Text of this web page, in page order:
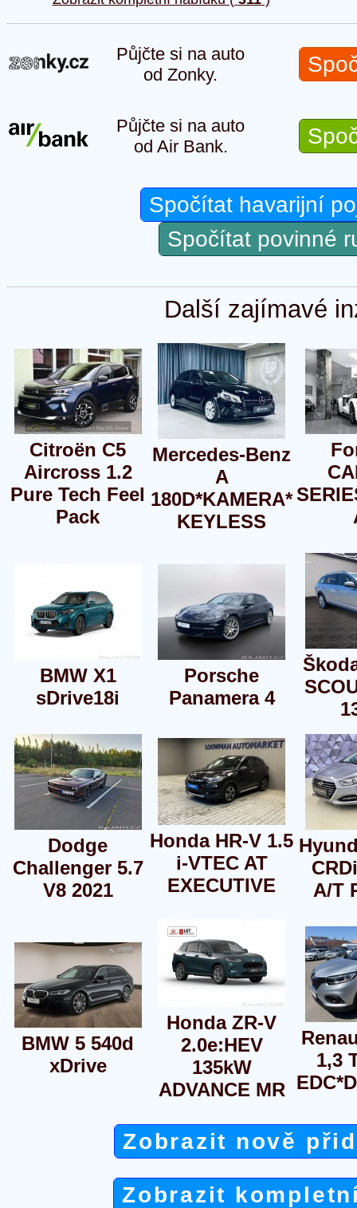
Půjčte si na auto
od Zonky.
Půjčte si na auto
od Air Bank.
Spočítat havarijní
Spočítat povinné
Další zajímavé
Citroën C5
Aircross 1.2
Pure Tech Feel
Pack
Mercedes-Benz
A
180D*KAMERA*
KEYLESS
BMW X1
sDrive18i
Porsche
Panamera 4
Dodge
Challenger 5.7
V8 2021
Honda HR-V 1.5
i-VTEC AT
EXECUTIVE
A/T
BMW 5 540d
xDrive
Honda ZR-V
2.0e:HEV
135kW
ADVANCE MR
1,3
Zobrazit nově
Zobrazit